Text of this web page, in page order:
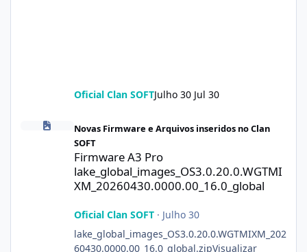
Oficial Clan SOFTJulho 30 Jul 30
Firmware A3 Pro
Novas Firmware e Arquivos inseridos no Clan
SOFT
Firmware A3 Pro
lake_global_images_OS3.0.20.0.WGTMI
XM_20260430.0000.00_16.0_global
Oficial Clan SOFT· Julho 30
lake_global_images_OS3.0.20.0.WGTMIXM_202
60430.0000.00_16.0_global.zipVisualizar